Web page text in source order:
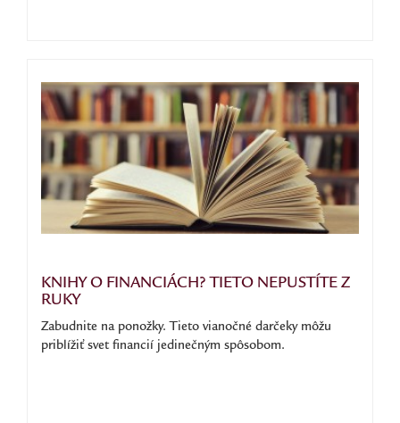
KNIHY O FINANCIÁCH? TIETO NEPUSTÍTE Z
RUKY
Zabudnite na ponožky. Tieto vianočné darčeky môžu
priblížiť svet financií jedinečným spôsobom.